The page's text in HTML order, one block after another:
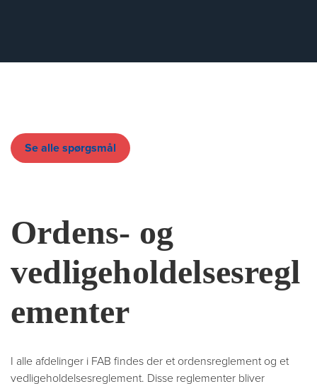
Se alle spørgsmål
Ordens- og
vedligeholdelsesregl
ementer
I alle afdelinger i FAB findes der et ordensreglement og et
vedligeholdelsesreglement. Disse reglementer bliver